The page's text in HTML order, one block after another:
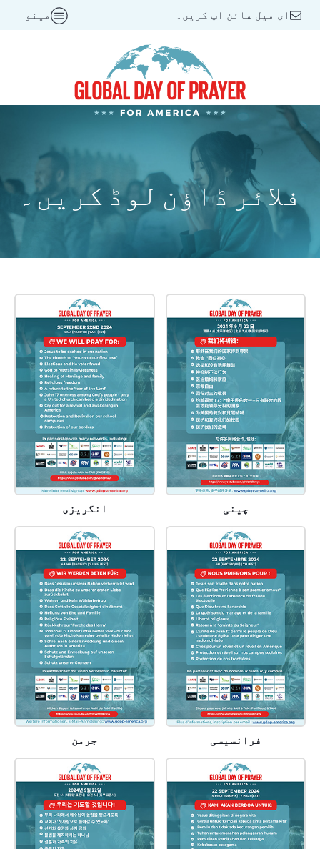
ای میل سائن اپ کریں۔ مینو
فلائر ڈاؤن لوڈ کریں۔
چینی انگریزی
فرانسیسی جرمن